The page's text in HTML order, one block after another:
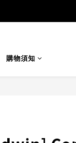
購物須知